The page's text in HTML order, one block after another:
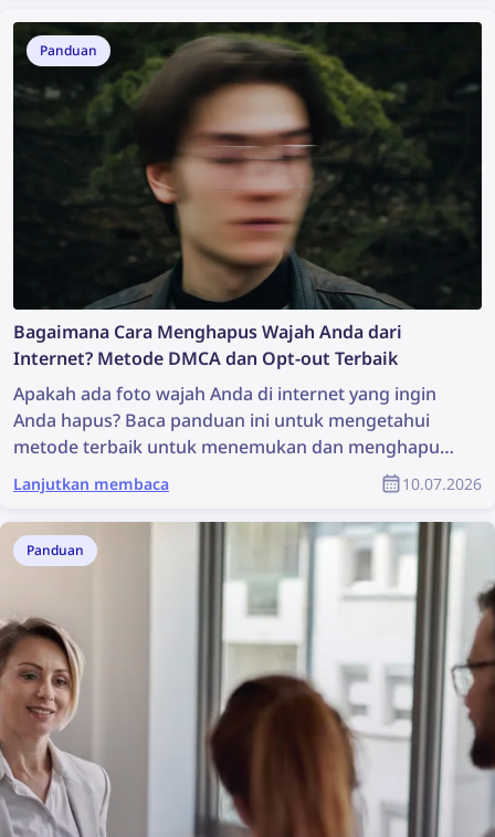
Bagaimana cara menemukan konten yang dicuri dan
melindungi hak cipta Anda sebagai bagian dari
komunitas YouTube?
Panduan
Bagaimana Cara Menghapus Wajah Anda dari
Internet? Metode DMCA dan Opt-out Terbaik
Apakah ada foto wajah Anda di internet yang ingin
Anda hapus? Baca panduan ini untuk mengetahui
metode terbaik untuk menemukan dan menghapus
foto Anda secara online!
Lanjutkan membaca 10.07.2026
Panduan